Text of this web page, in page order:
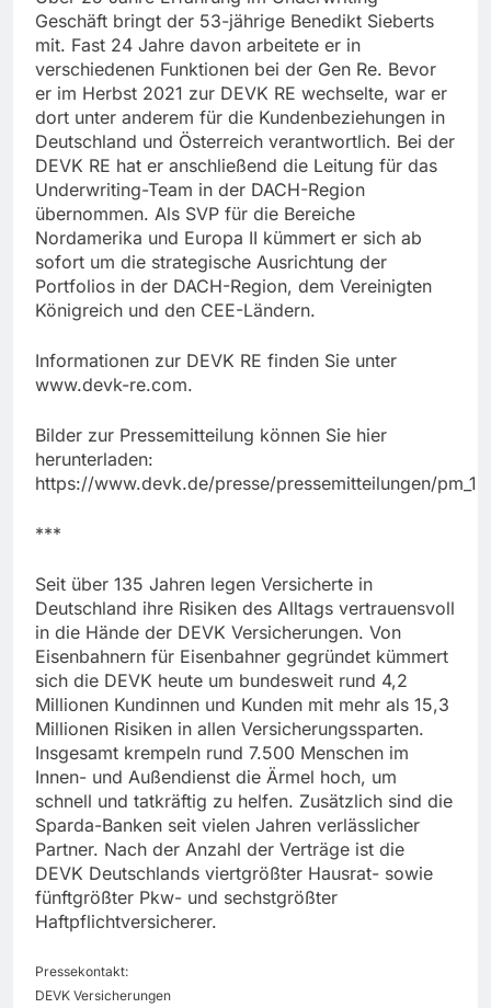
Geschäft bringt der 53-jährige Benedikt Sieberts
mit. Fast 24 Jahre davon arbeitete er in
verschiedenen Funktionen bei der Gen Re. Bevor
er im Herbst 2021 zur DEVK RE wechselte, war er
dort unter anderem für die Kundenbeziehungen in
Deutschland und Österreich verantwortlich. Bei der
DEVK RE hat er anschließend die Leitung für das
Underwriting-Team in der DACH-Region
übernommen. Als SVP für die Bereiche
Nordamerika und Europa II kümmert er sich ab
sofort um die strategische Ausrichtung der
Portfolios in der DACH-Region, dem Vereinigten
Königreich und den CEE-Ländern.
Informationen zur DEVK RE finden Sie unter
www.devk-re.com.
Bilder zur Pressemitteilung können Sie hier
herunterladen:
https://www.devk.de/presse/pressemitteilungen/
***
Seit über 135 Jahren legen Versicherte in
Deutschland ihre Risiken des Alltags vertrauensvoll
in die Hände der DEVK Versicherungen. Von
Eisenbahnern für Eisenbahner gegründet kümmert
sich die DEVK heute um bundesweit rund 4,2
Millionen Kundinnen und Kunden mit mehr als 15,3
Millionen Risiken in allen Versicherungssparten.
Insgesamt krempeln rund 7.500 Menschen im
Innen- und Außendienst die Ärmel hoch, um
schnell und tatkräftig zu helfen. Zusätzlich sind die
Sparda-Banken seit vielen Jahren verlässlicher
Partner. Nach der Anzahl der Verträge ist die
DEVK Deutschlands viertgrößter Hausrat- sowie
fünftgrößter Pkw- und sechstgrößter
Haftpflichtversicherer.
Pressekontakt:
DEVK Versicherungen